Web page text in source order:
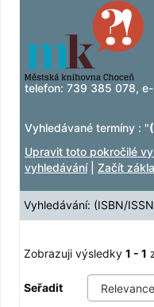
Zobrazuji výsledky1 - 1z
Přeskočit na obsah
telefon: 739 385 078,
Vyhledávané termíny : "
Upravit toto pokročilé
vyhledávání| Začít
Vyhledávání: (ISBN/
Zobrazuji výsledky 1 - 1
Seřadit